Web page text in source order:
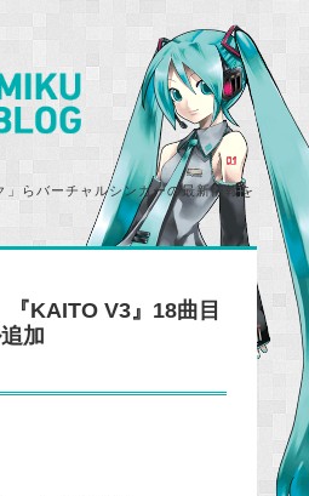
」らバーチャルシンガーの最新情報を
KAITO V3』18曲目
加